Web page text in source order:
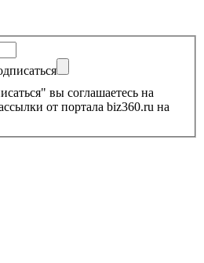
вы соглашаетесь на
от портала biz360.ru на